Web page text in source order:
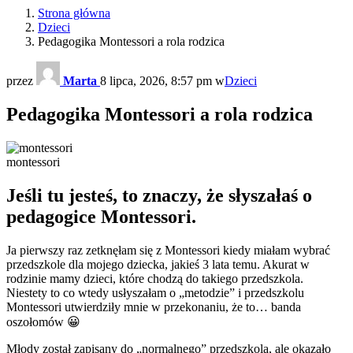
Strona główna
Dzieci
Pedagogika Montessori a rola rodzica
przez Marta 8 lipca, 2026, 8:57 pm wDzieci
Pedagogika Montessori a rola rodzica
montessori
Jeśli tu jesteś, to znaczy, że słyszałaś o
pedagogice Montessori.
Ja pierwszy raz zetknęłam się z Montessori kiedy miałam wybrać
przedszkole dla mojego dziecka, jakieś 3 lata temu. Akurat w
rodzinie mamy dzieci, które chodzą do takiego przedszkola.
Niestety to co wtedy usłyszałam o „metodzie” i przedszkolu
Montessori utwierdziły mnie w przekonaniu, że to… banda
oszołomów 😀
Młody został zapisany do „normalnego” przedszkola, ale okazało